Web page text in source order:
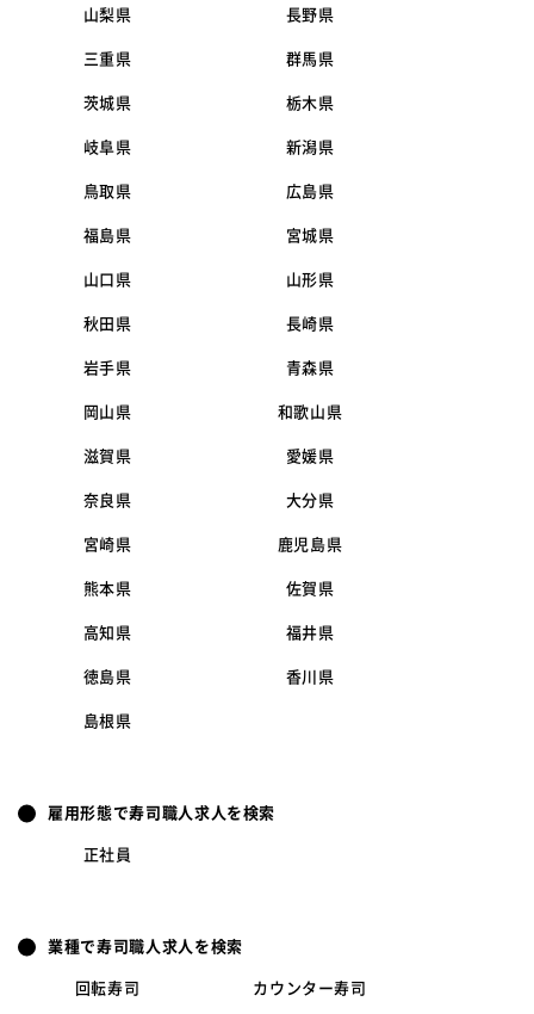
山梨県 長野県
三重県 群馬県
茨城県 栃木県
岐阜県 新潟県
鳥取県 広島県
福島県 宮城県
山口県 山形県
秋田県 長崎県
岩手県 青森県
岡山県 和歌山県
滋賀県 愛媛県
奈良県 大分県
宮崎県 鹿児島県
熊本県 佐賀県
高知県 福井県
徳島県 香川県
島根県
雇用形態で寿司職人求人を検索
正社員
業種で寿司職人求人を検索
回転寿司 カウンター寿司